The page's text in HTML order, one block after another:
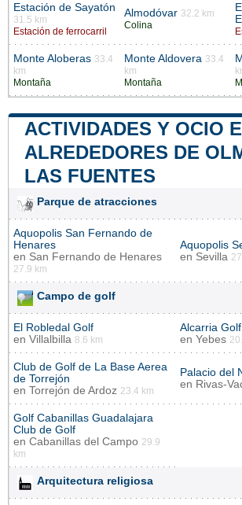
Estación de Sayatón
31.5 km
Estación de ferrocarril
Almodóvar 32.2 km
Colina
Monte Aloberas 33.4
km
Montaña
Monte Aldovera 33.4
km
Montaña
ACTIVIDADES Y OCIO
ALREDEDORES DE
LAS FUENTES
Parque de atracciones
Aquopolis San Fernando de
Henares
en San Fernando de Henares
27.9 km
Aquopolis
en Sevilla
Campo de golf
El Robledal Golf
en Villalbilla 8.6 km
Alcarria
en Yebes
Club de Golf de La Base Aerea
de Torrejón
en Torrejón de Ardoz 23.4 km
Palacio del
en Rivas-
Golf Cabanillas Guadalajara
Club de Golf
en Cabanillas del Campo 29.9
km
Arquitectura religiosa